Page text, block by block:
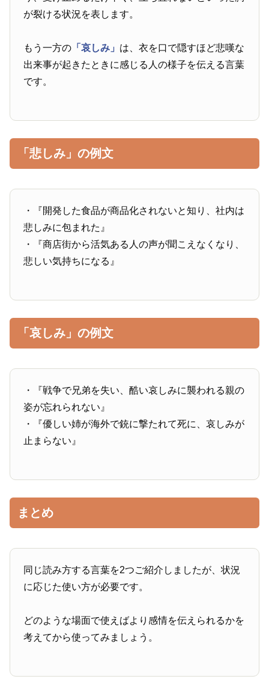
が裂ける状況を表します。
もう一方の 「哀しみ」 は、衣を口で隠すほど悲嘆な
出来事が起きたときに感じる人の様子を伝える言葉
です。
「悲しみ」の例文
・『開発した食品が商品化されないと知り、社内は
悲しみに包まれた』
・『商店街から活気ある人の声が聞こえなくなり、
悲しい気持ちになる』
「哀しみ」の例文
・『戦争で兄弟を失い、酷い哀しみに襲われる親の
姿が忘れられない』
・『優しい姉が海外で銃に撃たれて死に、哀しみが
止まらない』
まとめ
同じ読み方する言葉を2つご紹介しましたが、状況
に応じた使い方が必要です。
どのような場面で使えばより感情を伝えられるかを
考えてから使ってみましょう。